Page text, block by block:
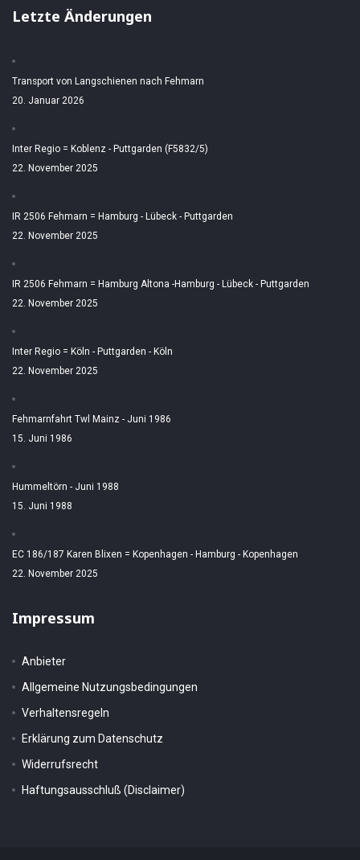
Letzte Änderungen
Transport von Langschienen nach Fehmarn
20. Januar 2026
Inter Regio = Koblenz - Puttgarden (F5832/5)
22. November 2025
IR 2506 Fehmarn = Hamburg - Lübeck - Puttgarden
22. November 2025
IR 2506 Fehmarn = Hamburg Altona -Hamburg - Lübeck - Puttgarden
22. November 2025
Inter Regio = Köln - Puttgarden - Köln
22. November 2025
Fehmarnfahrt Twl Mainz - Juni 1986
15. Juni 1986
Hummeltörn - Juni 1988
15. Juni 1988
EC 186/187 Karen Blixen = Kopenhagen - Hamburg - Kopenhagen
22. November 2025
Impressum
Anbieter
Allgemeine Nutzungsbedingungen
Verhaltensregeln
Erklärung zum Datenschutz
Widerrufsrecht
Haftungsausschluß (Disclaimer)